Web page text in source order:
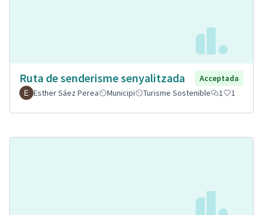
Ruta de senderisme senyalitzada
Acceptada
Esther Sáez Perea
Municipi Turisme Sostenible 1 1